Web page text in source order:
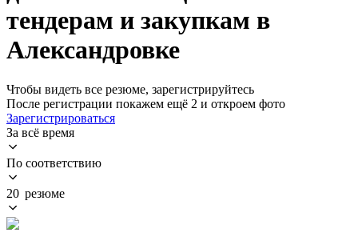
тендерам и закупкам в
Александровке
Чтобы видеть все резюме, зарегистрируйтесь
После регистрации покажем ещё 2 и откроем фото
Зарегистрироваться
За всё время
По соответствию
20 резюме